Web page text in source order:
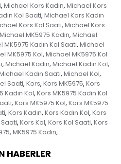
, Michael Kors Kadın, Michael Kors
Kol Saati, Michael Kors Kadın
Kors Kol Saati, Michael Kors
Michael MK5975 Kadın, Michael
MK5975 Kadın Kol Saati, Michael
MK5975 Kol, Michael MK5975 Kol
, Michael Kadın, Michael Kadın Kol,
Kadın Saati, Michael Kol,
Saati, Kors, Kors MK5975, Kors
Kadın Kol, Kors MK5975 Kadın Kol
, Kors MK5975 Kol, Kors MK5975
, Kors Kadın, Kors Kadın Kol, Kors
, Kors Kol, Kors Kol Saati, Kors
, MK5975 Kadın,
HABERLER